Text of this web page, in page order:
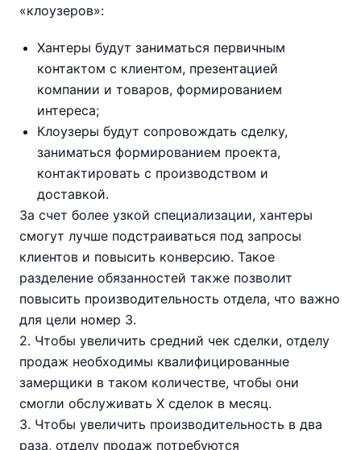
«клоузеров»:
Хантеры будут заниматься первичным
контактом с клиентом, презентацией
компании и товаров, формированием
интереса;
Клоузеры будут сопровождать сделку,
заниматься формированием проекта,
контактировать с производством и
доставкой.
За счет более узкой специализации, хантеры
смогут лучше подстраиваться под запросы
клиентов и повысить конверсию. Такое
разделение обязанностей также позволит
повысить производительность отдела, что важно
для цели номер 3.
2. Чтобы увеличить средний чек сделки, отделу
продаж необходимы квалифицированные
замерщики в таком количестве, чтобы они
смогли обслуживать Х сделок в месяц.
3. Чтобы увеличить производительность в два
раза, отделу продаж потребуются